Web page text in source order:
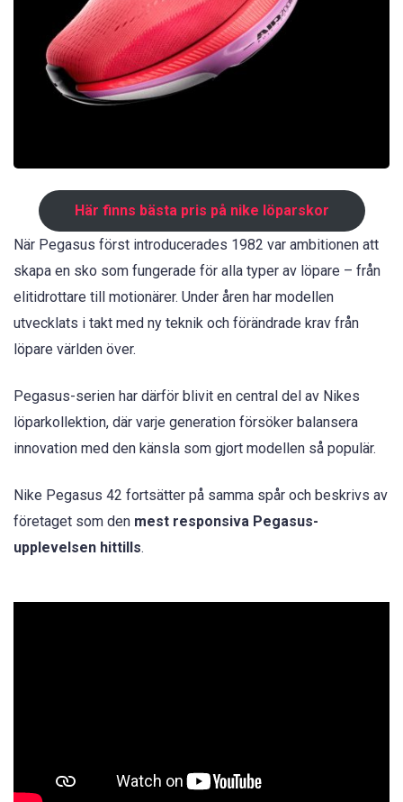
Här finns bästa pris på nike löparskor
När Pegasus först introducerades 1982 var ambitionen att
skapa en sko som fungerade för alla typer av löpare – från
elitidrottare till motionärer. Under åren har modellen
utvecklats i takt med ny teknik och förändrade krav från
löpare världen över.
Pegasus-serien har därför blivit en central del av Nikes
löparkollektion, där varje generation försöker balansera
innovation med den känsla som gjort modellen så populär.
Nike Pegasus 42 fortsätter på samma spår och beskrivs av
företaget som den mest responsiva Pegasus-
upplevelsen hittills.